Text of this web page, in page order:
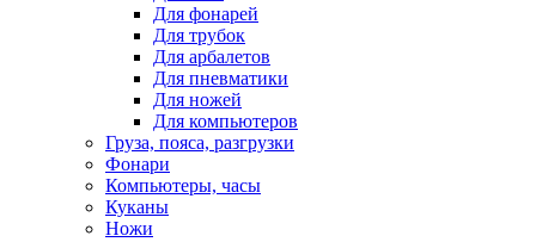
Для фонарей
Для трубок
Для арбалетов
Для пневматики
Для ножей
Для компьютеров
Груза, пояса, разгрузки
Фонари
Компьютеры, часы
Куканы
Ножи